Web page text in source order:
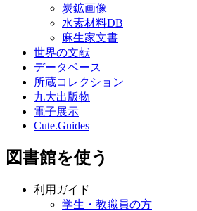
炭鉱画像
水素材料DB
麻生家文書
世界の文献
データベース
所蔵コレクション
九大出版物
電子展示
Cute.Guides
図書館を使う
利用ガイド
学生・教職員の方